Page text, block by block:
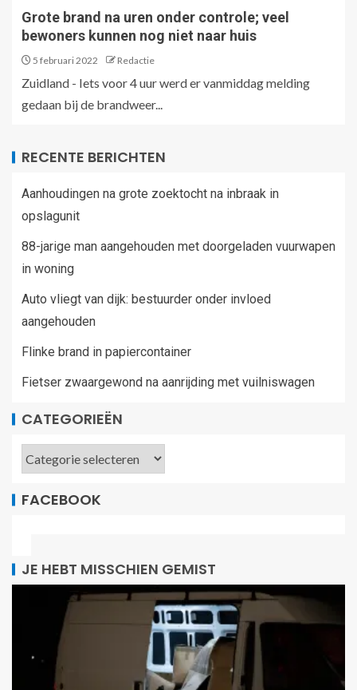
Grote brand na uren onder controle; veel
bewoners kunnen nog niet naar huis
5 februari 2022 Redactie
Zuidland - Iets voor 4 uur werd er vanmiddag melding
gedaan bij de brandweer...
RECENTE BERICHTEN
Aanhoudingen na grote zoektocht na inbraak in
opslagunit
88-jarige man aangehouden met doorgeladen vuurwapen
in woning
Auto vliegt van dijk: bestuurder onder invloed
aangehouden
Flinke brand in papiercontainer
Fietser zwaargewond na aanrijding met vuilniswagen
CATEGORIEËN
FACEBOOK
JE HEBT MISSCHIEN GEMIST